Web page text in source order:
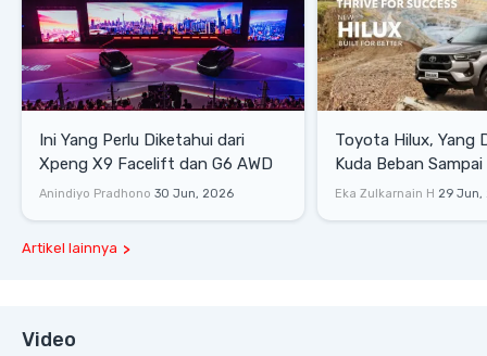
Ini Yang Perlu Diketahui dari
Xpeng X9 Facelift dan G6 AWD
Anindiyo Pradhono 30 Jun, 2026
Toyota Hilux, Yang
Kuda Beban
Lifestyle
Eka Zulkarnain H 29 Jun,
Artikel lainnya
Video